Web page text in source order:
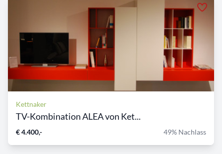
Kettnaker
TV-Kombination ALEA von Ket...
€ 4.400,- 49% Nachlass